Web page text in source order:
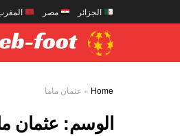
الجزائر مصر
Home
» عثمان ماما
الوسم: عثمان